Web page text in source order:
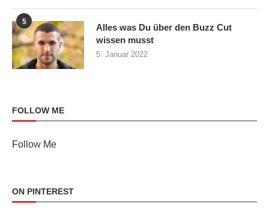
5
Alles was Du über den Buzz Cut
wissen musst
5. Januar 2022
FOLLOW ME
Follow Me
ON PINTEREST